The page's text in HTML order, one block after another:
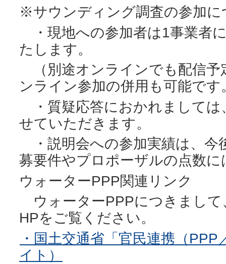
※サウンディング調査の参加に
・現地への参加者は1事業者
たします。
（別途オンラインでも配信予
ンライン参加の併用も可能です
・質疑応答におかれましては
せていただきます。
・説明会への参加実績は、今
募要件やプロポーザルの点数
ウォーターPPP関連リンク
ウォーターPPPにつきまして
HPをご覧ください。
・国土交通省「官民連携（
イト）